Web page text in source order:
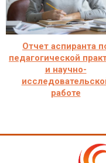
Отчет аспиранта
педагогической
и научно-
работе